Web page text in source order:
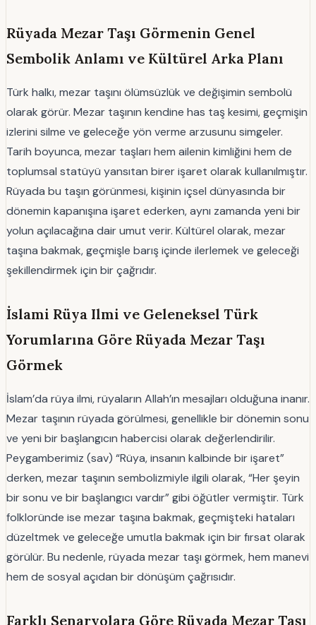
Rüyada Mezar Taşı Görmenin Genel
Sembolik Anlamı ve Kültürel Arka Planı
Türk halkı, mezar taşını ölümsüzlük ve değişimin sembolü
olarak görür. Mezar taşının kendine has taş kesimi, geçmişin
izlerini silme ve geleceğe yön verme arzusunu simgeler.
Tarih boyunca, mezar taşları hem ailenin kimliğini hem de
toplumsal statüyü yansıtan birer işaret olarak kullanılmıştır.
Rüyada bu taşın görünmesi, kişinin içsel dünyasında bir
dönemin kapanışına işaret ederken, aynı zamanda yeni bir
yolun açılacağına dair umut verir. Kültürel olarak, mezar
taşına bakmak, geçmişle barış içinde ilerlemek ve geleceği
şekillendirmek için bir çağrıdır.
İslami Rüya Ilmi ve Geleneksel Türk
Yorumlarına Göre Rüyada Mezar Taşı
Görmek
İslam’da rüya ilmi, rüyaların Allah’ın mesajları olduğuna inanır.
Mezar taşının rüyada görülmesi, genellikle bir dönemin sonu
ve yeni bir başlangıcın habercisi olarak değerlendirilir.
Peygamberimiz (sav) “Rüya, insanın kalbinde bir işaret”
derken, mezar taşının sembolizmiyle ilgili olarak, “Her şeyin
bir sonu ve bir başlangıcı vardır” gibi öğütler vermiştir. Türk
folkloründe ise mezar taşına bakmak, geçmişteki hataları
düzeltmek ve geleceğe umutla bakmak için bir fırsat olarak
görülür. Bu nedenle, rüyada mezar taşı görmek, hem manevi
hem de sosyal açıdan bir dönüşüm çağrısıdır.
Farklı Senaryolara Göre Rüyada Mezar Taşı